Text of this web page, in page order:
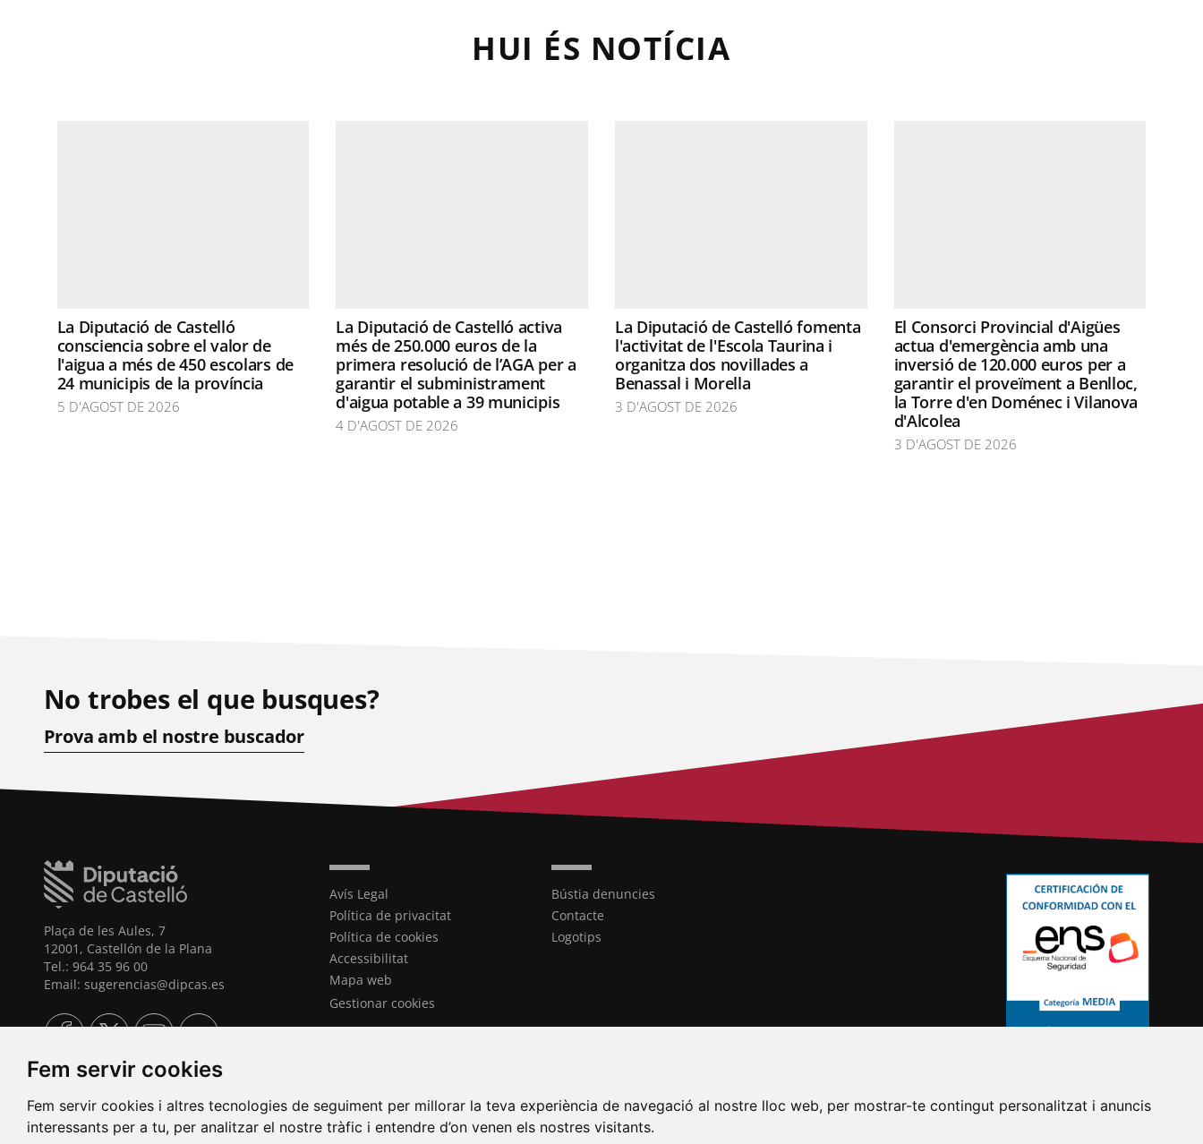
Fem servir cookies
Fem servir cookies i altres tecnologies de seguiment per millorar la teva experiència de navegació al nostre lloc web, per mostrar-te contingut personalitzat i anuncis
interessants per a tu, per analitzar el nostre tràfic i entendre d’on venen els nostres visitants.
HUI ÉS NOTÍCIA
La Diputació de Castelló
consciencia sobre el valor de
l'aigua a més de 450 escolars de
24 municipis de la província
5 D'AGOST DE 2026
La Diputació de Castelló activa
més de 250.000 euros de la
primera resolució de l’AGA per a
garantir el subministrament
d'aigua potable a 39 municipis
4 D'AGOST DE 2026
La Diputació de Castelló fomenta
l'activitat de l'Escola Taurina i
organitza dos novillades a
Benassal i Morella
3 D'AGOST DE 2026
El Consorci Provincial d'Aigües
actua d'emergència amb una
inversió de 120.000 euros per a
garantir el proveïment a Benlloc,
la Torre d'en Doménec i Vilanova
d'Alcolea
3 D'AGOST DE 2026
No trobes el que busques?
Prova amb el nostre buscador
Plaça de les Aules, 7
12001, Castellón de la Plana
Tel.: 964 35 96 00
Email: sugerencias@dipcas.es
Avís Legal
Política de privacitat
Política de cookies
Accessibilitat
Mapa web
Gestionar cookies
Bústia denuncies
Contacte
Logotips